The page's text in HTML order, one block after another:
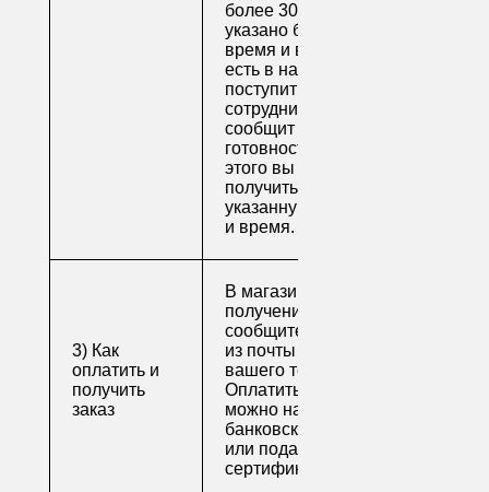
более 30 минут, если
указано ближайшее
время и весь товар
есть в наличии), вам
поступит письмо от
сотрудника, который
сообщит о
готовности. После
этого вы можете
получить свой заказ в
указанную вами дату
и время.
3) Как
оплатить и
получить
заказ
В магазине для
получения заказа
сообщите его номер
из почты или номер
вашего телефона.
Оплатить заказ
можно наличными,
банковской картой
или подарочным
сертификатом.